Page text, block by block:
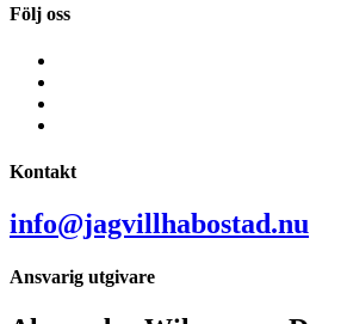
Följ oss
Kontakt
info@jagvillhabostad.nu
Ansvarig utgivare